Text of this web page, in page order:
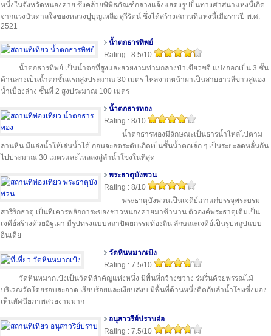
หนึ่งในจังหวัดหนองคาย ซึ่งคล้ายพิพิธภัณฑ์กลางแจ้งแสดงรูปปั้นทางศาสนาแห่งนี้เกิด
จากแรงบันดาลใจของหลวงปู่บุญเหลือ สุรีรัตน์ ซึ่งได้สร้างสถานที่แห่งนี้เมื่อราวปี พ.ศ.
2521
น้ำตกธารทิพย์
Rating : 8.5/10
น้ำตกธารทิพย์ เป็นน้ำตกที่สูงและสวยงามท่ามกลางป่าเขียวขจี แบ่งออกเป็น 3 ชั้น
ด้านล่างเป็นน้ำตกชั้นแรกสูงประมาณ 30 เมตร ไหลจากหน้าผาเป็นสายยาวสีขาวสู่แอ่ง
น้ำเบื้องล่าง ชั้นที่ 2 สูงประมาณ 100 เมตร
น้ำตกธารทอง
Rating : 8/10
น้ำตกธารทองมีลักษณะเป็นธารน้ำไหลไปตาม
ลานหิน มีแอ่งน้ำให้เล่นน้ำได้ ก่อนจะลดระดับเกิดเป็นชั้นน้ำตกเล็ก ๆ เป็นระยะลดหลั่นกัน
ไปประมาณ 30 เมตรและไหลลงสู่ลำน้ำโขงในที่สุด
พระธาตุบังพวน
Rating : 8/10
พระธาตุบังพวนเป็นเจดีย์เก่าแก่บรรจุพระบรม
สารีริกธาตุ เป็นที่เคารพสักการะของชาวหนองคายมาช้านาน ตัวองค์พระธาตุเดิมเป็น
เจดีย์สร้างด้วยอิฐเผา มีรูปทรงแบบสถาปัตยกรรมท้องถิ่น ลักษณะเจดีย์เป็นรูปสถูปแบบ
อินเดีย
วัดหินหมากเป้ง
Rating : 7.5/10
วัดหินหมากเป้งเป็นวัดที่สำคัญแห่งหนึ่ง มีพื้นที่กว้างขวาง ร่มรื่นด้วยพรรณไม้
บริเวณวัดโดยรอบสะอาด เรียบร้อยและเงียบสงบ มีพื้นที่ด้านหนึ่งติดกับลำน้ำโขงซึ่งมอง
เห็นทัศนียภาพสวยงามมาก
อนุสาวรีย์ปราบฮ่อ
Rating : 7.5/10